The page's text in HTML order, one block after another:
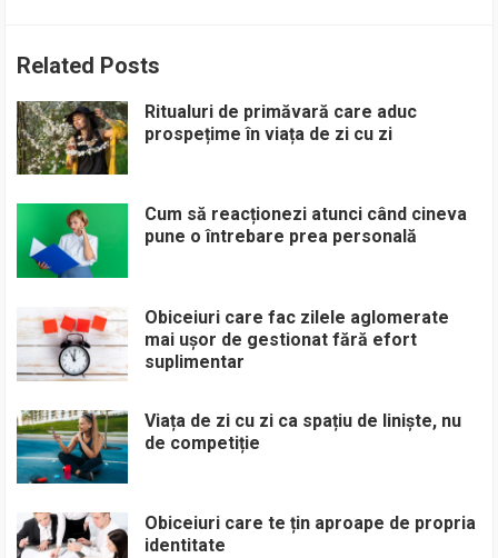
Related Posts
Ritualuri de primăvară care aduc
prospețime în viața de zi cu zi
Cum să reacționezi atunci când cineva
pune o întrebare prea personală
Obiceiuri care fac zilele aglomerate
mai ușor de gestionat fără efort
suplimentar
Viața de zi cu zi ca spațiu de liniște, nu
de competiție
Obiceiuri care te țin aproape de propria
identitate